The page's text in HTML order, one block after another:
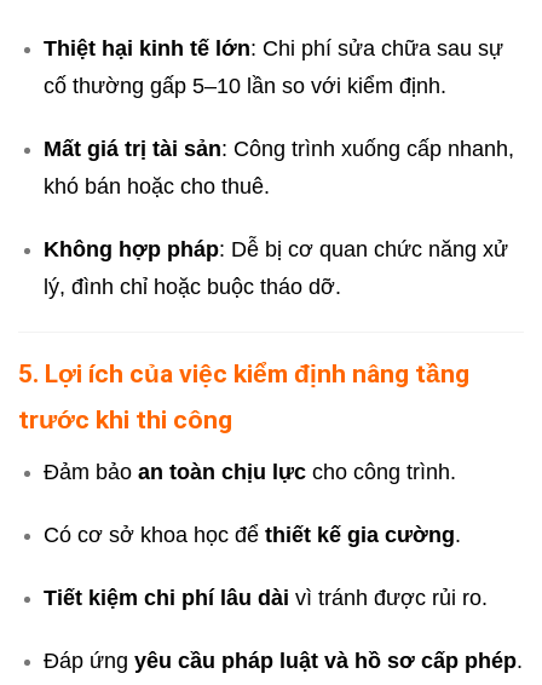
Thiệt hại kinh tế lớn: Chi phí sửa chữa sau sự
cố thường gấp 5–10 lần so với kiểm định.
Mất giá trị tài sản: Công trình xuống cấp nhanh,
khó bán hoặc cho thuê.
Không hợp pháp: Dễ bị cơ quan chức năng xử
lý, đình chỉ hoặc buộc tháo dỡ.
5. Lợi ích của việc kiểm định nâng tầng
trước khi thi công
Đảm bảo an toàn chịu lựccho công trình.
Có cơ sở khoa học để thiết kế gia cường.
Tiết kiệm chi phí lâu dài vì tránh được rủi ro.
Đáp ứng yêu cầu pháp luật và hồ sơ cấp phép.